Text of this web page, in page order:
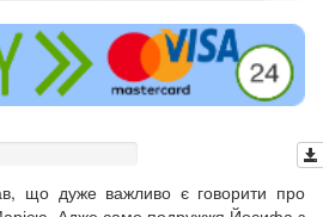
що дуже важливо є говорити про